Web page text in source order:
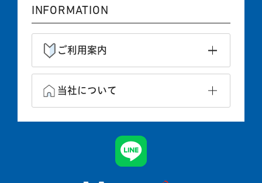
INFORMATION
ご利用案内
当社について